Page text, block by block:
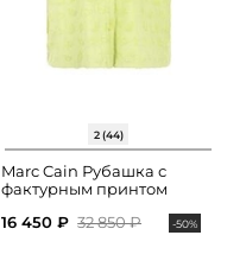
2 (44)
Marc Cain Рубашка с
фактурным принтом
16 450 ₽ 32 850 ₽ -50%